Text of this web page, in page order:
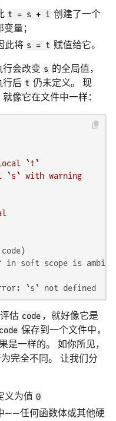
t = s + i 创建了一个
量；
此将 s = t 赋值给它。
行会改变 s 的全局值，
行后 t 仍未定义。 现
像它在文件中一样：
`t`
`s` with warning
in soft scope is
`s` not defined
估 code ，就好像它是
code 保存到一个文件中，
是一样的。 如你所见，
完全不同。 让我们分
义为值 0
——任何函数体或其他硬